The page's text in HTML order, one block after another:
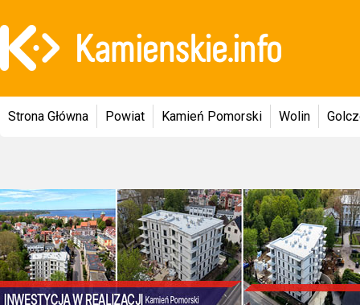
Strona Główna Powiat Kamień Pomorski Wolin